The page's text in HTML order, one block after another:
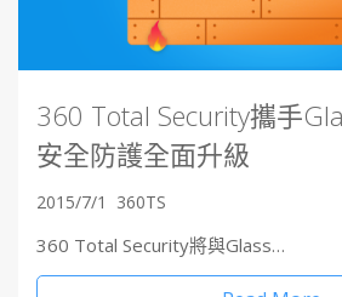
360 Total Security攜手
安全防護全面升級
2015/7/1 360TS
360 Total Security將與Glass…